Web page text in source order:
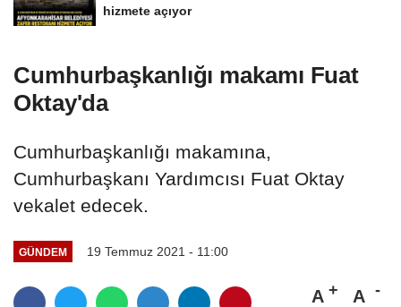
hizmete açıyor
Cumhurbaşkanlığı makamı Fuat
Oktay'da
Cumhurbaşkanlığı makamına,
Cumhurbaşkanı Yardımcısı Fuat Oktay
vekalet edecek.
GÜNDEM 19 Temmuz 2021 - 11:00
A A